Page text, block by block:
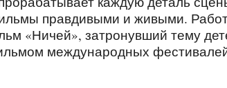
правдивыми и живыми.
«Ничей», затронувший тему
международных